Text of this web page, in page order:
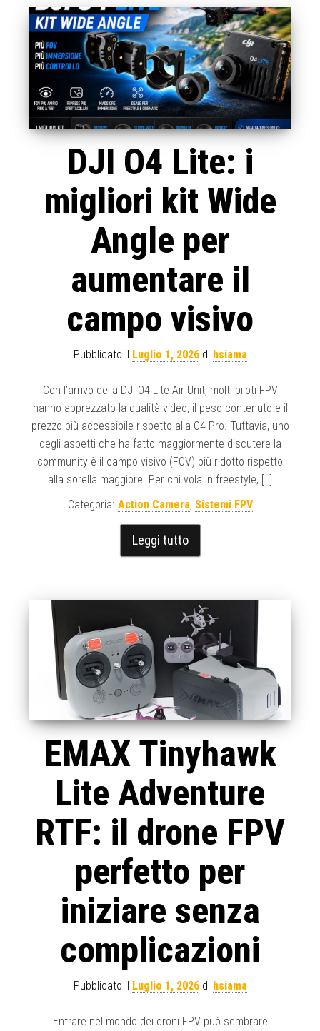
DJI O4 Lite: i
migliori kit Wide
Angle per
aumentare il
campo visivo
Pubblicato il Luglio 1, 2026di hsiama
Con l’arrivo della DJI O4 Lite Air Unit, molti piloti FPV
hanno apprezzato la qualità video, il peso contenuto e il
prezzo più accessibile rispetto alla O4 Pro. Tuttavia, uno
degli aspetti che ha fatto maggiormente discutere la
community è il campo visivo (FOV) più ridotto rispetto
alla sorella maggiore. Per chi vola in freestyle, […]
Categoria: Action Camera, Sistemi FPV
Leggi tutto
EMAX Tinyhawk
Lite Adventure
RTF: il drone FPV
perfetto per
iniziare senza
complicazioni
Pubblicato il Luglio 1, 2026di hsiama
Entrare nel mondo dei droni FPV può sembrare